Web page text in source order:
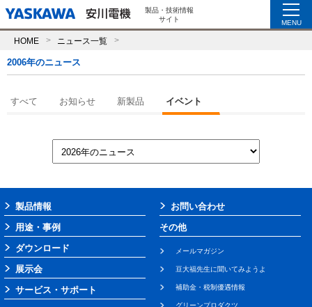
製品・技術情報
サイト
MENU
HOME ニュース一覧
2006年のニュース
すべて お知らせ 新製品 イベント
製品情報
用途・事例
ダウンロード
展示会
サービス・サポート
お問い合わせ
その他
メールマガジン
豆大福先生に聞いてみようよ
補助金・税制優遇情報